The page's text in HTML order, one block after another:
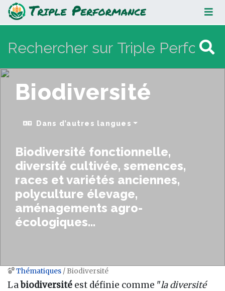
Biodiversité
Biodiversité
Dans d’autres langues
Biodiversité fonctionnelle,
diversité cultivée, semences,
races et variétés anciennes,
polyculture élevage,
aménagements agro-
écologiques...
Aller à :navigation,rechercher
Thématiques / Biodiversité
Labiodiversité est définie comme "la diversité